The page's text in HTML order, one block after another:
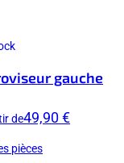
gauche
de49,90 €
pièces